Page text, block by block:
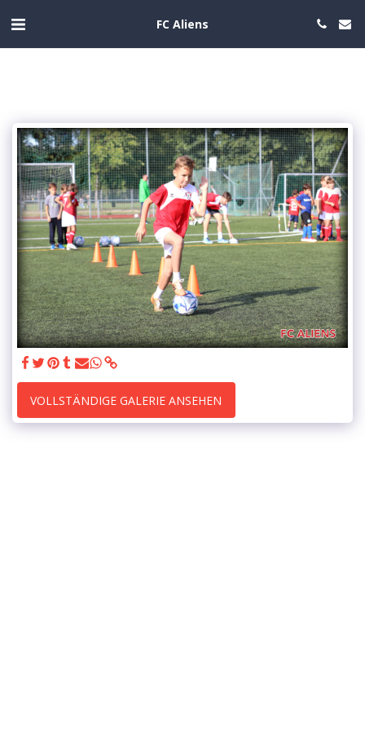
FC Aliens
VOLLSTÄNDIGE GALERIE ANSEHEN